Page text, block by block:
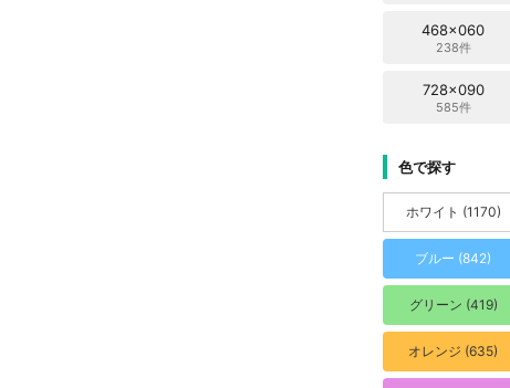
468x060
238件
728x090
585件
色で探す
ホワイト (1170)
ブルー (842)
グリーン (419)
オレンジ (635)